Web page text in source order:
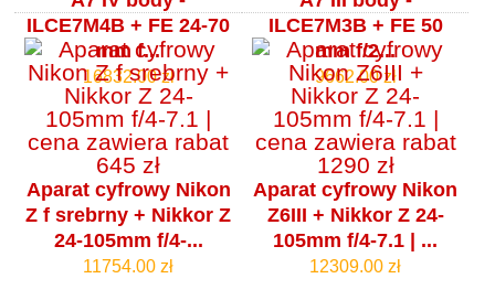
ILCE7M4B + FE 24-70
mm f...
16832.00 zł
ILCE7M3B + FE 50
mm f/2...
9662.00 zł
Aparat cyfrowy Nikon
Z f srebrny + Nikkor Z
24-105mm f/4‑...
11754.00 zł
Aparat cyfrowy Nikon
Z6III + Nikkor Z 24-
105mm f/4‑7.1 | ...
12309.00 zł